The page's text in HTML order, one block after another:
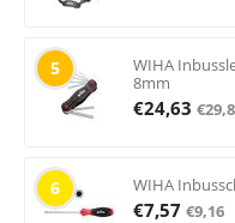
5
WIHA
8mm
€24,63 €
6 WIHA
€7,57 €9,16